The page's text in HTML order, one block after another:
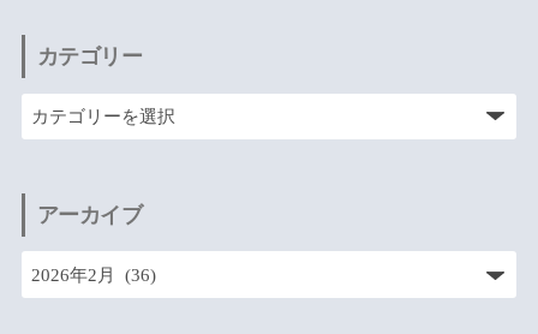
カテゴリー
アーカイブ